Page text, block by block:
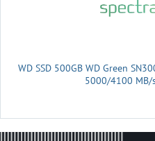
WD SSD 500GB WD Green
5000/4100 MB/